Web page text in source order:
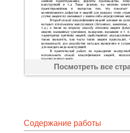
Посмотреть все
Содержание работы